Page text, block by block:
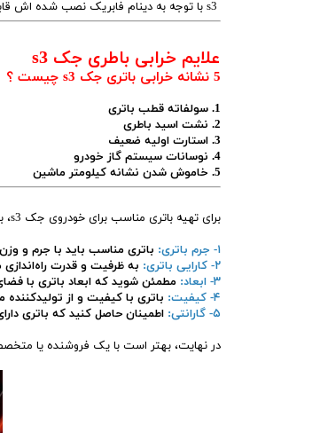
علایم خرابی باطری جک s3
5 نشانه خرابی باتری جک s3 چیست ؟
1. سولفاته قطب باتری
2. نشت اسید باطری
3. استارت اولیه ضعیف
4. نوسانات سیستم گاز خودرو
5. خاموش شدن نشانه کیلومتر ماشین
برای تهیه باتری مناسب برای خودروی جک s3، باید به موارد زیر توجه کنید:
۱- جرم باتری:
باتری مناسب باید با جرم و
۲- کارایی باتری:
به ظرفیت و قدرت راه‌اندازی
۳- ابعاد:
مطمئن شوید که ابعاد باتری با
۴- کیفیت:
باتری با کیفیت و از
۵- گارانتی:
اطمینان حاصل کنید که باتری
در نهایت، بهتر است با یک فروشنده یا